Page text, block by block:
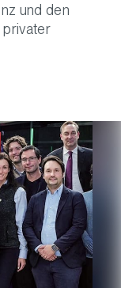
und den